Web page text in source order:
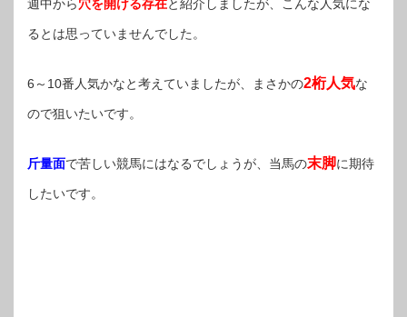
週中から穴を開ける存在と紹介しましたが、こんな人気にな
るとは思っていませんでした。
6～10番人気かなと考えていましたが、まさかの2桁人気な
ので狙いたいです。
斤量面で苦しい競馬にはなるでしょうが、当馬の末脚に期待
したいです。